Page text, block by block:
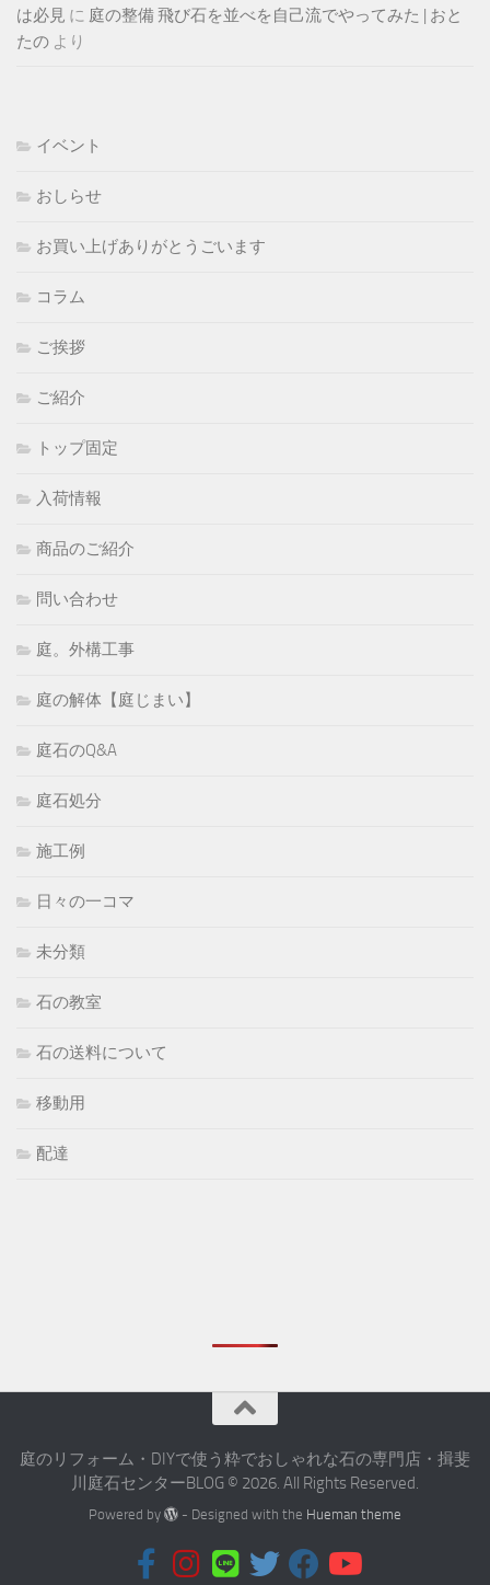
は必見 に 庭の整備 飛び石を並べを自己流でやってみた | おと
たの より
イベント
おしらせ
お買い上げありがとうごいます
コラム
ご挨拶
ご紹介
トップ固定
入荷情報
商品のご紹介
問い合わせ
庭。外構工事
庭の解体【庭じまい】
庭石のQ&A
庭石処分
施工例
日々の一コマ
未分類
石の教室
石の送料について
移動用
配達
庭のリフォーム・DIYで使う粋でおしゃれな石の専門店・揖斐
川庭石センターBLOG © 2026. All Rights Reserved.
Powered by - Designed with the Hueman theme